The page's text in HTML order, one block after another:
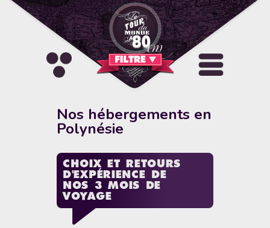
Sélectionnez une catégorie
Artistique & Culturel
Concours Culture pays
Découvertes et Destinations
FILTRE
A PROPOS
"Blog de voyage autour du
monde en famille. Reportages,
photos, vidéos, conseils, tests
et bons plans pour voyager
Nos hébergements en
Polynésie
CHOIX ET RETOURS
D'EXPÉRIENCE DE
NOS 3 MOIS DE
VOYAGE